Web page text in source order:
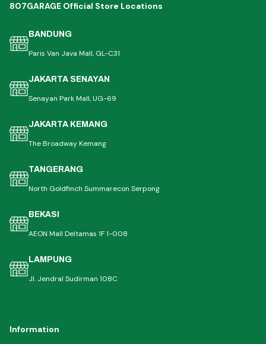
807GARAGE Official Store Locations
BANDUNG
Paris Van Java Mall, GL-C31
JAKARTA SENAYAN
Senayan Park Mall, UG-69
JAKARTA KEMANG
The Broadway Kemang
TANGERANG
North Goldfinch Summarecon Serpong
BEKASI
AEON Mall Deltamas 1F 1-008
LAMPUNG
Jl. Jendral Sudirman 108C
Information